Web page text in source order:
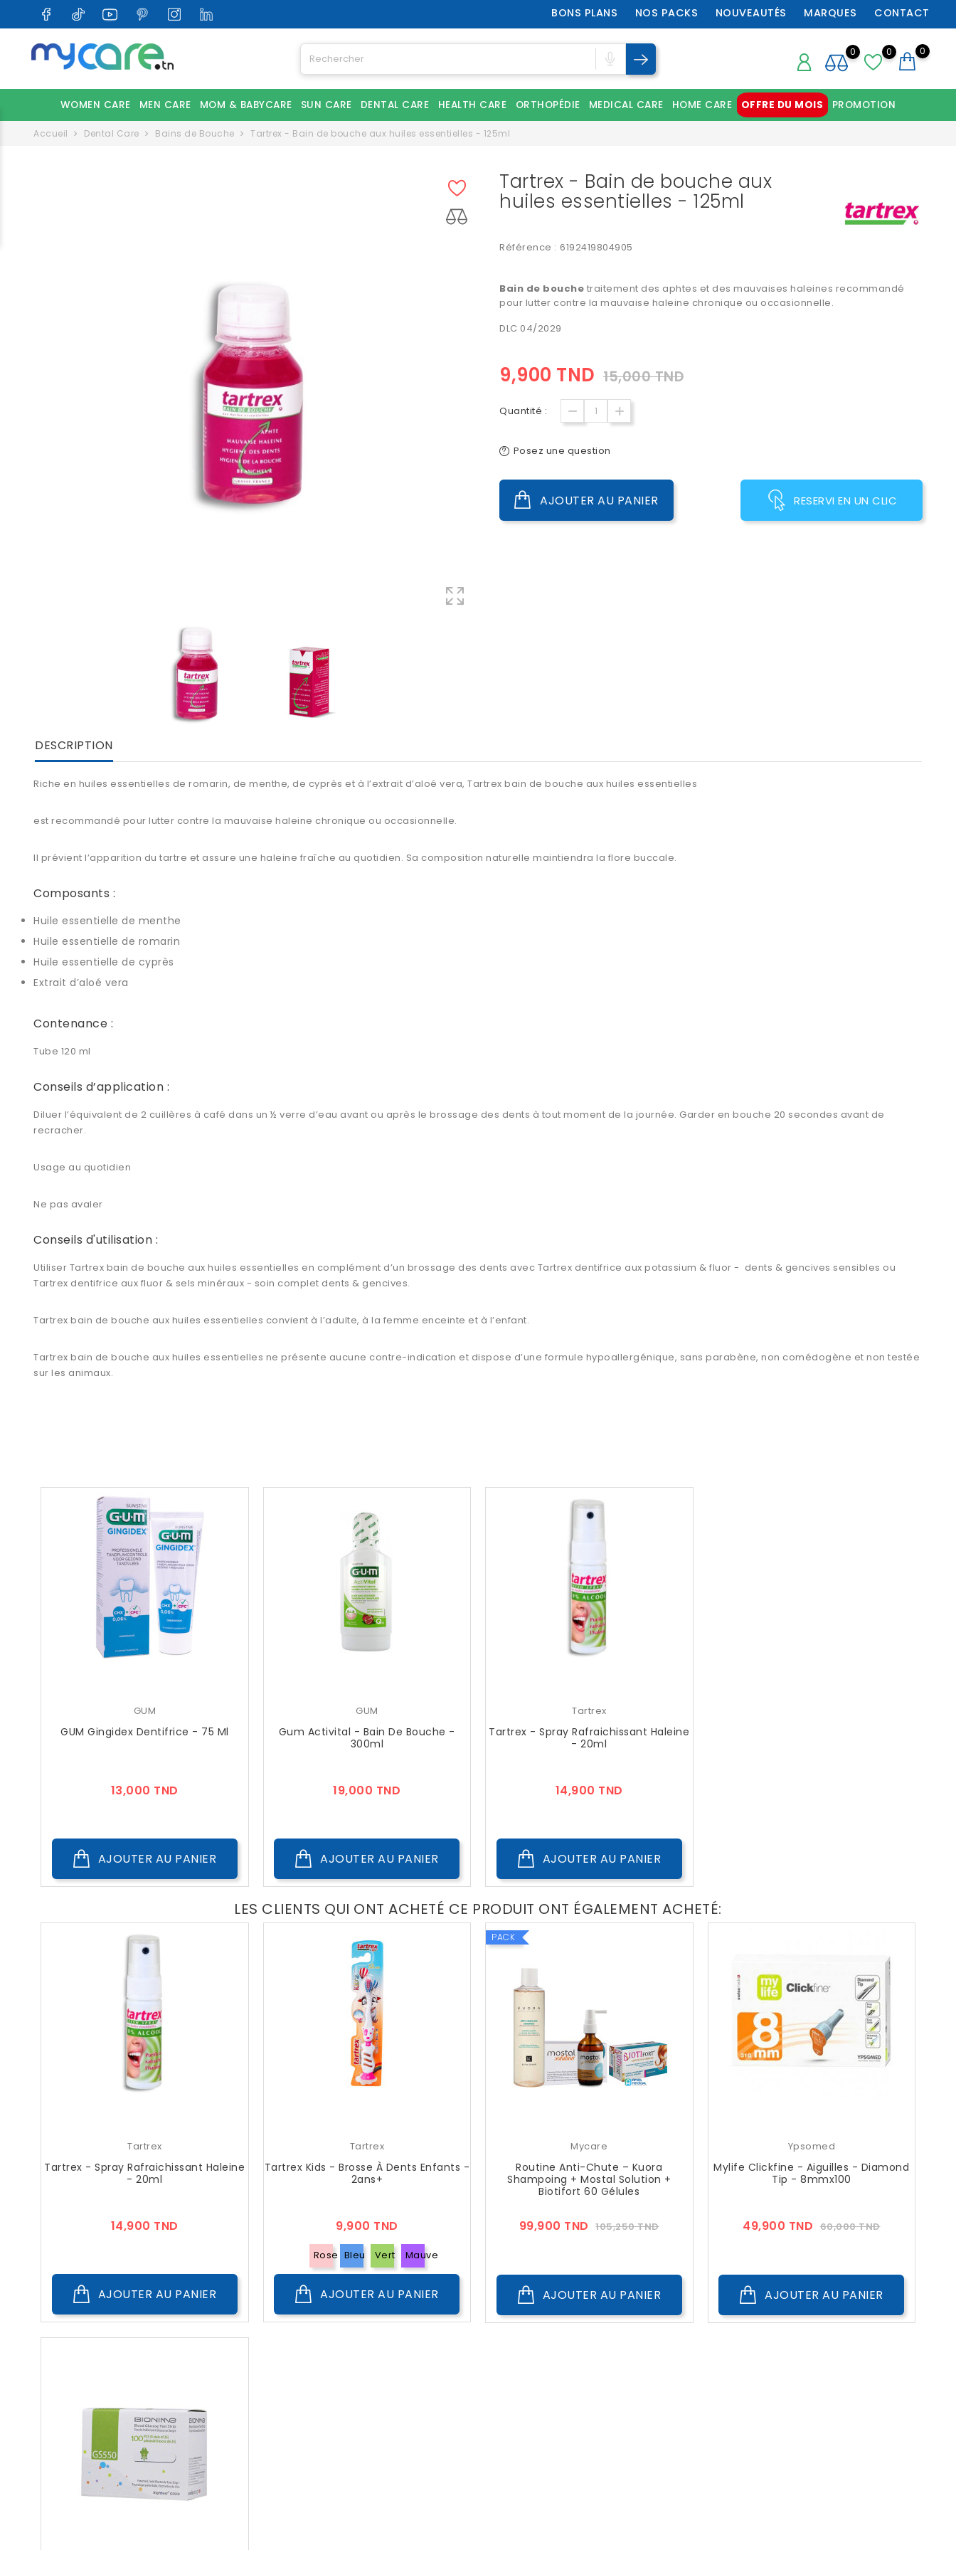
BONS PLANS NOS PACKS NOUVEAUTÉS MARQUES CONTACT
0 0
0
WOMEN CARE MEN CARE MOM & BABYCARE SUN CARE DENTAL CARE HEALTH CARE ORTHOPÉDIE MEDICAL CARE HOME CARE OFFRE DU MOIS PROMOTION
Accueil Dental Care Bains de Bouche Tartrex - Bain de bouche aux huiles essentielles - 125ml
Tartrex - Bain de bouche aux
huiles essentielles - 125ml
Référence : 6192419804905
Bain de bouche traitement des aphtes et des mauvaises haleines recommandé
pour lutter contre la mauvaise haleine chronique ou occasionnelle.
DLC 04/2029
9,900 TND 15,000 TND
Quantité :
Posez une question
AJOUTER AU PANIER RESERVI EN UN CLIC
DESCRIPTION
Riche en huiles essentielles de romarin, de menthe, de cyprès et à l’extrait d’aloé vera, Tartrex bain de bouche aux huiles essentielles
est recommandé pour lutter contre la mauvaise haleine chronique ou occasionnelle.
Il prévient l’apparition du tartre et assure une haleine fraîche au quotidien. Sa composition naturelle maintiendra la flore buccale.
Composants :
Huile essentielle de menthe
Huile essentielle de romarin
Huile essentielle de cyprès
Extrait d’aloé vera
Contenance :
Tube 120 ml
Conseils d’application :
Diluer l’équivalent de 2 cuillères à café dans un ½ verre d’eau avant ou après le brossage des dents à tout moment de la journée. Garder en bouche 20 secondes avant de
recracher.
Usage au quotidien
Ne pas avaler
Conseils d'utilisation :
Utiliser Tartrex bain de bouche aux huiles essentielles en complément d’un brossage des dents avec Tartrex dentifrice aux potassium & fluor - dents & gencives sensibles ou
Tartrex dentifrice aux fluor & sels minéraux - soin complet dents & gencives.
Tartrex bain de bouche aux huiles essentielles convient à l’adulte, à la femme enceinte et à l’enfant.
Tartrex bain de bouche aux huiles essentielles ne présente aucune contre-indication et dispose d’une formule hypoallergénique, sans parabène, non comédogène et non testée
sur les animaux.
GUM
GUM Gingidex Dentifrice - 75 Ml
13,000 TND
AJOUTER AU PANIER
GUM
Gum Activital - Bain De Bouche -
300ml
19,000 TND
AJOUTER AU PANIER
Tartrex
Tartrex - Spray Rafraichissant Haleine
- 20ml
14,900 TND
AJOUTER AU PANIER
LES CLIENTS QUI ONT ACHETÉ CE PRODUIT ONT ÉGALEMENT ACHETÉ:
Tartrex
Tartrex - Spray Rafraichissant Haleine
- 20ml
14,900 TND
AJOUTER AU PANIER
Tartrex
Tartrex Kids - Brosse À Dents Enfants -
2ans+
9,900 TND
Rose Bleu Vert Mauve
AJOUTER AU PANIER
PACK
Mycare
Routine Anti-Chute – Kuora
Shampoing + Mostal Solution +
Biotifort 60 Gélules
99,900 TND Prix
105,250 TNDPrix
AJOUTER AU PANIER
Ypsomed
Mylife Clickfine - Aiguilles - Diamond
Tip - 8mmx100
49,900 TND Prix
60,000 TNDPrix
AJOUTER AU PANIER